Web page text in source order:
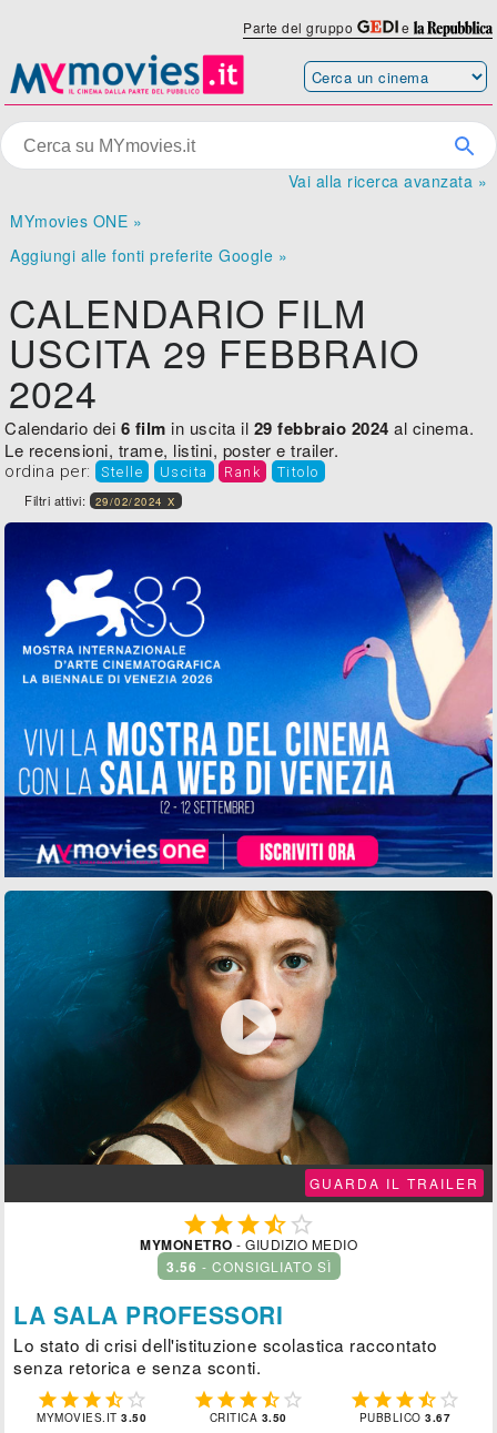
Parte del gruppo e
Vai alla ricerca avanzata »
MYmovies ONE »
Aggiungi alle fonti preferite Google »
CALENDARIO FILM
USCITA 29 FEBBRAIO
2024
Calendario dei 6 film in uscita il 29 febbraio 2024 al cinema.
Le recensioni, trame, listini, poster e trailer.
ordina per: Stelle Uscita Rank Titolo
Filtri attivi: 29/02/2024 X

GUARDA IL TRAILER
 
MYMONETRO - GIUDIZIO MEDIO
3.56 - CONSIGLIATO SÌ
LA SALA PROFESSORI
Lo stato di crisi dell'istituzione scolastica raccontato
senza retorica e senza sconti.
    
MYMOVIES.IT3.50
    
CRITICA 3.50
    
PUBBLICO3.67